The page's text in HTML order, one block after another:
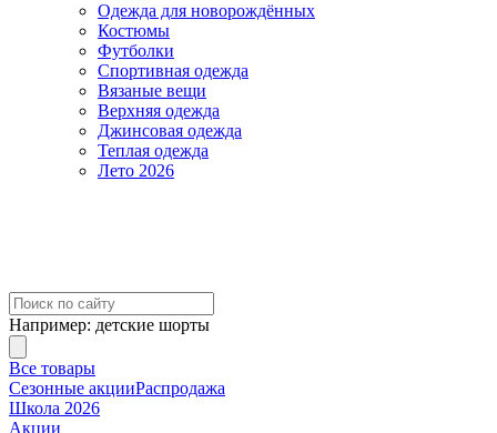
Одежда для новорождённых
Костюмы
Футболки
Спортивная одежда
Вязаные вещи
Верхняя одежда
Джинсовая одежда
Теплая одежда
Лето 2026
Например: детские шорты
Все товары
Сезонные акцииРаспродажа
Школа 2026
Акции